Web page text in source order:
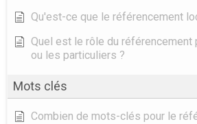
Qu'est-ce que le référencement
Quel est le rôle du
ou les particuliers ?
Mots clés
Combien de mots-clés pour le